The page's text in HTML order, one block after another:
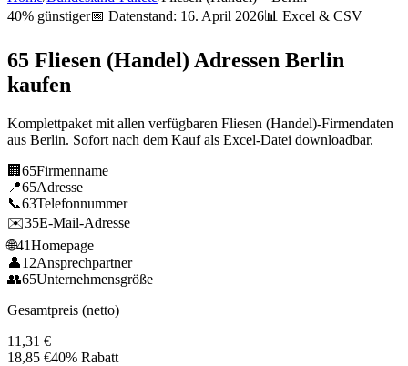
40% günstiger📅 Datenstand: 16. April 2026📊 Excel & CSV
65 Fliesen (Handel) Adressen Berlin
kaufen
Komplettpaket mit allen verfügbaren Fliesen (Handel)-Firmendaten
aus Berlin. Sofort nach dem Kauf als Excel-Datei downloadbar.
🏢 65Firmenname
📍65Adresse
📞63Telefonnummer
✉️35E-Mail-Adresse
🌐41Homepage
👤12Ansprechpartner
👥65Unternehmensgröße
Gesamtpreis (netto)
11,31 €
18,85 €40% Rabatt